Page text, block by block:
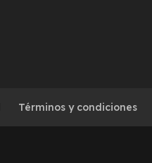
Términos y condiciones